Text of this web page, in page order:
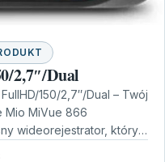
2,7″/Dual
150/2,7″/Dual – Twój
Mio MiVue 866
wideorejestrator, który